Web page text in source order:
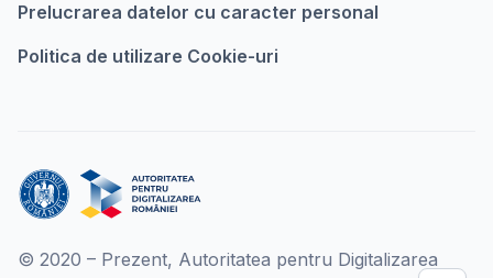
Prelucrarea datelor cu caracter personal
Politica de utilizare Cookie-uri
© 2020 – Prezent, Autoritatea pentru Digitalizarea